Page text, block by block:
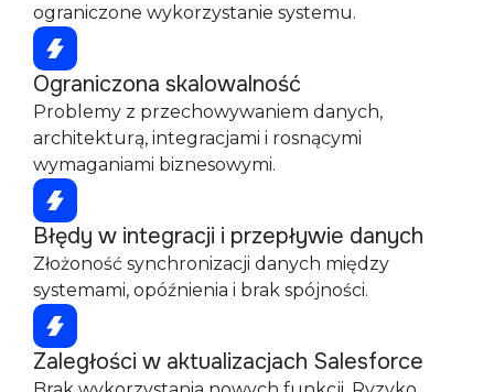
ograniczone wykorzystanie systemu.
Ograniczona skalowalność
Problemy z przechowywaniem danych,
architekturą, integracjami i rosnącymi
wymaganiami biznesowymi.
Błędy w integracji i przepływie danych
Złożoność synchronizacji danych między
systemami, opóźnienia i brak spójności.
Zaległości w aktualizacjach Salesforce